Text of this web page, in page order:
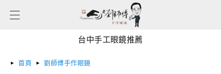
台中手工眼鏡推薦
台中手工眼鏡推薦
台中手工眼鏡推薦
首頁 劉師傅手作眼鏡